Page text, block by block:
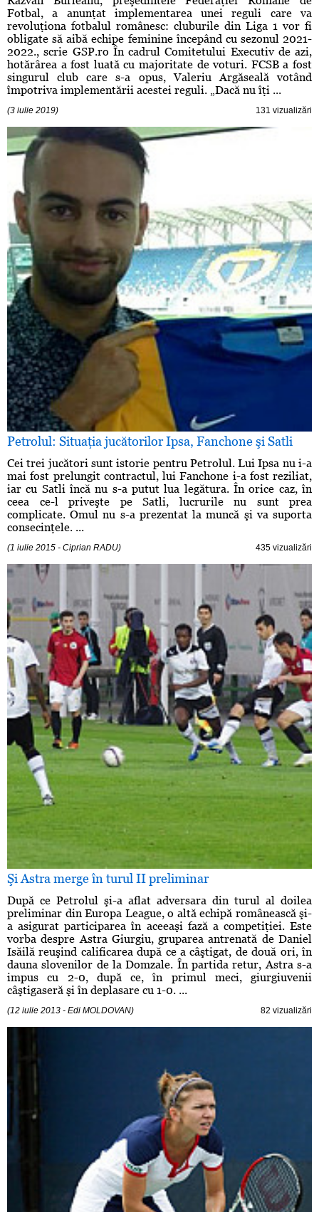
Fotbal, a anunţat implementarea unei reguli care va
revoluţiona fotbalul românesc: cluburile din Liga 1 vor fi
obligate să aibă echipe feminine începând cu sezonul 2021-
2022., scrie GSP.ro În cadrul Comitetului Executiv de azi,
hotărârea a fost luată cu majoritate de voturi. FCSB a fost
singurul club care s-a opus, Valeriu Argăseală votând
împotriva implementării acestei reguli. „Dacă nu îţi ...
(3 iulie 2019) 131 vizualizări
Petrolul: Situaţia jucătorilor Ipsa, Fanchone şi Satli
Cei trei jucători sunt istorie pentru Petrolul. Lui Ipsa nu i-a
mai fost prelungit contractul, lui Fanchone i-a fost reziliat,
iar cu Satli încă nu s-a putut lua legătura. În orice caz, în
ceea ce-l priveşte pe Satli, lucrurile nu sunt prea
complicate. Omul nu s-a prezentat la muncă şi va suporta
consecinţele. ...
(1 iulie 2015 - Ciprian RADU) 435 vizualizări
Şi Astra merge în turul II preliminar
După ce Petrolul şi-a aflat adversara din turul al doilea
preliminar din Europa League, o altă echipă românească şi-
a asigurat participarea în aceeaşi fază a competiţiei. Este
vorba despre Astra Giurgiu, gruparea antrenată de Daniel
Isăilă reuşind calificarea după ce a câştigat, de două ori, în
dauna slovenilor de la Domzale. În partida retur, Astra s-a
impus cu 2-0, după ce, în primul meci, giurgiuvenii
câştigaseră şi în deplasare cu 1-0. ...
(12 iulie 2013 - Edi MOLDOVAN) 82 vizualizări